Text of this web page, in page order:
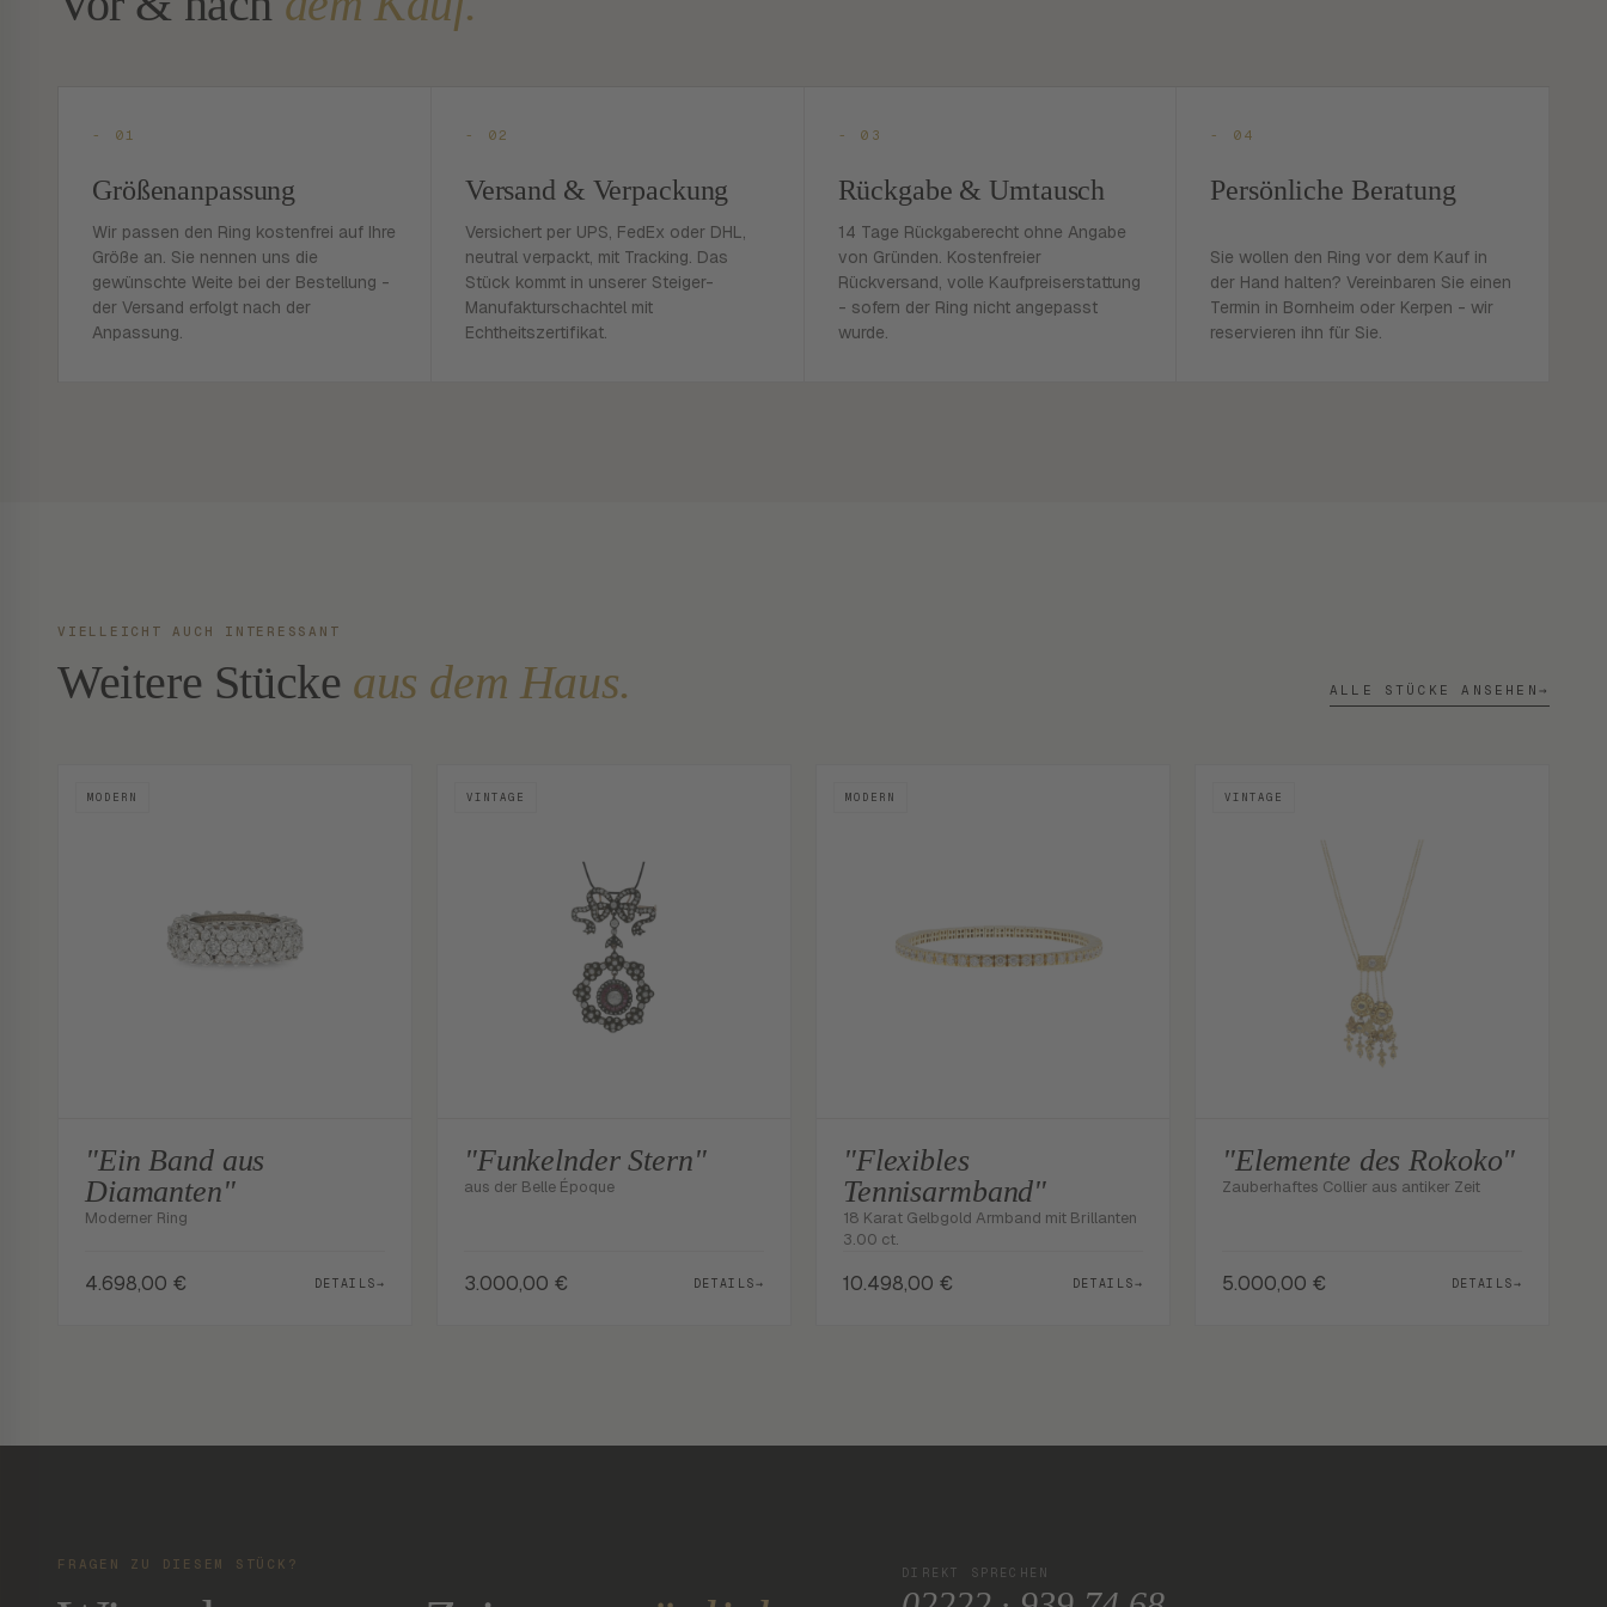
- 01
Größenanpassung
Wir passen den Ring kostenfrei auf Ihre
Größe an. Sie nennen uns die
gewünschte Weite bei der Bestellung -
der Versand erfolgt nach der
Anpassung.
- 02
Versand & Verpackung
Versichert per UPS, FedEx oder DHL,
neutral verpackt, mit Tracking. Das
Stück kommt in unserer Steiger-
Manufakturschachtel mit
Echtheitszertifikat.
- 03
Rückgabe & Umtausch
14 Tage Rückgaberecht ohne Angabe
von Gründen. Kostenfreier
Rückversand, volle Kaufpreiserstattung
- sofern der Ring nicht angepasst
wurde.
- 04
Persönliche Beratung
Sie wollen den Ring vor dem Kauf in
der Hand halten? Vereinbaren Sie einen
Termin in Bornheim oder Kerpen - wir
reservieren ihn für Sie.
VIELLEICHT AUCH INTERESSANT
Weitere Stücke aus dem Haus. ALLE STÜCKE ANSEHEN →
MODERN
"Ein Band aus
Diamanten"
Moderner Ring
4.698,00 € DETAILS→
VINTAGE
"Funkelnder Stern"
aus der Belle Époque
3.000,00 € DETAILS→
MODERN
"Flexibles
Tennisarmband"
18 Karat Gelbgold Armband mit Brillanten
3.00 ct.
10.498,00 € DETAILS→
VINTAGE
"Elemente des Rokoko"
Zauberhaftes Collier aus antiker Zeit
5.000,00 € DETAILS→
FRAGEN ZU DIESEM STÜCK?
DIREKT SPRECHEN